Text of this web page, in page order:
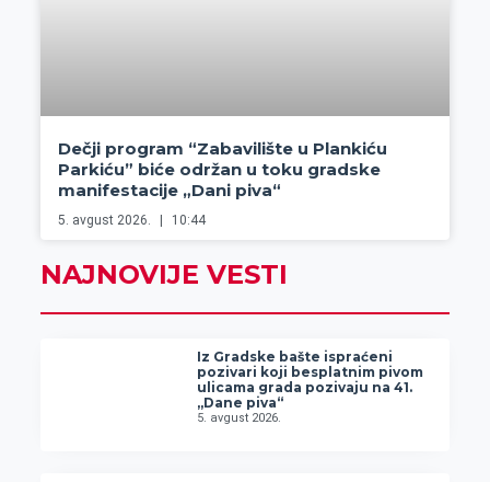
Dečji program “Zabavilište u Plankiću
Parkiću” biće održan u toku gradske
manifestacije „Dani piva“
5. avgust 2026. 10:44
NAJNOVIJE VESTI
Iz Gradske bašte ispraćeni
pozivari koji besplatnim pivom
ulicama grada pozivaju na 41.
„Dane piva“
5. avgust 2026.